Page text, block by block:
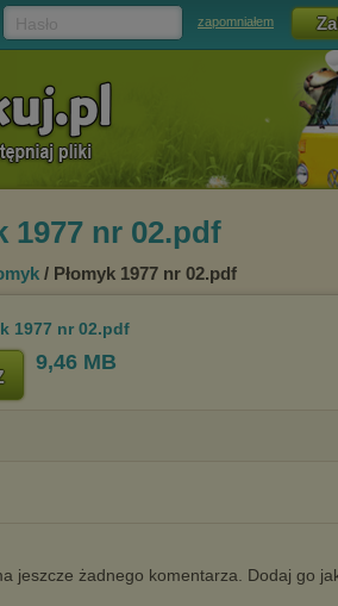
zapomniałem
1977 nr 02.pdf
/ Płomyk 1977 nr 02.pdf
1977 nr 02.pdf
9,46 MB
jeszcze żadnego komentarza. Dodaj go